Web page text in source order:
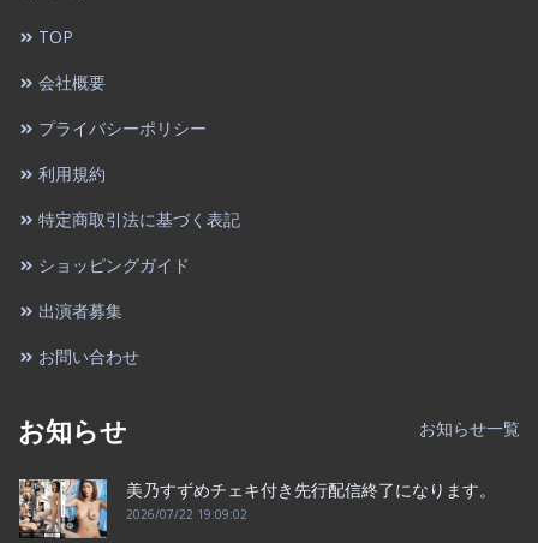
TOP
会社概要
プライバシーポリシー
利用規約
特定商取引法に基づく表記
ショッピングガイド
出演者募集
お問い合わせ
お知らせ お知らせ一覧
美乃すずめチェキ付き先行配信終了になります。
2026/07/22 19:09:02